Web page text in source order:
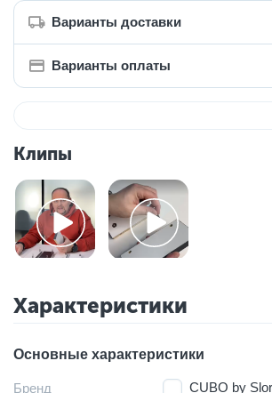
Варианты доставки
Варианты оплаты
Клипы
Характеристики
Основные характеристики
Бренд CUBO by